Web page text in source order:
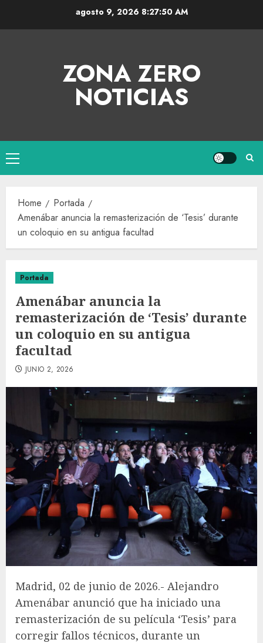
agosto 9, 2026 8:27:50 AM
ZONA ZERO
NOTICIAS
Home
Portada
Amenábar anuncia la remasterización de ‘Tesis’ durante
un coloquio en su antigua facultad
Portada
Amenábar anuncia la
remasterización de ‘Tesis’ durante
un coloquio en su antigua
facultad
JUNIO 2, 2026
Madrid, 02 de junio de 2026.- Alejandro
Amenábar anunció que ha iniciado una
remasterización de su película ‘Tesis’ para
corregir fallos técnicos, durante un